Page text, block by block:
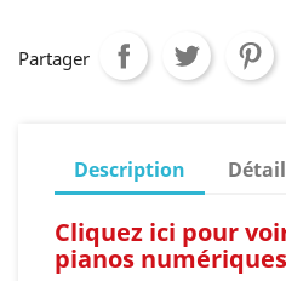
Partager
Description
Cliquez ici pour
pianos